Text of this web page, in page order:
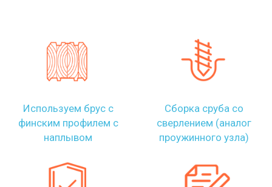
Используем брус с
финским профилем с
наплывом
Сборка сруба со
сверлением (аналог
проужинного узла)